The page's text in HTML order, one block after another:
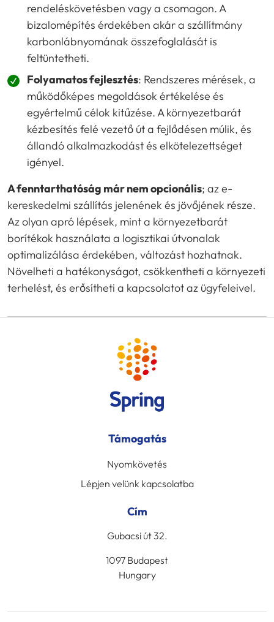
rendeléskövetésben vagy a csomagon. A
bizalomépítés érdekében akár a szállítmány
karbonlábnyomának összefoglalását is
feltüntetheti.
Folyamatos fejlesztés: Rendszeres mérések, a
működőképes megoldások értékelése és
egyértelmű célok kitűzése. A környezetbarát
kézbesítés felé vezető út a fejlődésen múlik, és
állandó alkalmazkodást és elkötelezettséget
igényel.
A fenntarthatóság már nem opcionális; az e-
kereskedelmi szállítás jelenének és jövőjének része.
Az olyan apró lépések, mint a környezetbarát
borítékok használata a logisztikai útvonalak
optimalizálása érdekében, változást hozhatnak.
Növelheti a hatékonyságot, csökkentheti a környezeti
terhelést, és erősítheti a kapcsolatot az ügyfeleivel.
Támogatás
Nyomkövetés
Lépjen velünk kapcsolatba
Cím
Gubacsi út 32.
1097 Budapest
Hungary